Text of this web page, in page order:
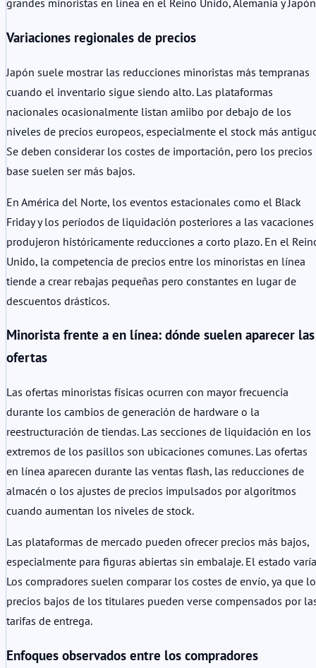
grandes minoristas en línea en el Reino Unido, Alemania y
Variaciones regionales de precios
Japón suele mostrar las reducciones minoristas más tempranas
cuando el inventario sigue siendo alto. Las plataformas
nacionales ocasionalmente listan amiibo por debajo de los
niveles de precios europeos, especialmente el stock más
Se deben considerar los costes de importación, pero los precios
base suelen ser más bajos.
En América del Norte, los eventos estacionales como el Black
Friday y los períodos de liquidación posteriores a las vacaciones
produjeron históricamente reducciones a corto plazo. En el
Unido, la competencia de precios entre los minoristas en línea
tiende a crear rebajas pequeñas pero constantes en lugar de
descuentos drásticos.
Minorista frente a en línea: dónde suelen aparecer las
ofertas
Las ofertas minoristas físicas ocurren con mayor frecuencia
durante los cambios de generación de hardware o la
reestructuración de tiendas. Las secciones de liquidación en los
extremos de los pasillos son ubicaciones comunes. Las ofertas
en línea aparecen durante las ventas flash, las reducciones de
almacén o los ajustes de precios impulsados por algoritmos
cuando aumentan los niveles de stock.
Las plataformas de mercado pueden ofrecer precios más bajos,
especialmente para figuras abiertas sin embalaje. El estado
Los compradores suelen comparar los costes de envío, ya que
precios bajos de los titulares pueden verse compensados por
tarifas de entrega.
Enfoques observados entre los compradores